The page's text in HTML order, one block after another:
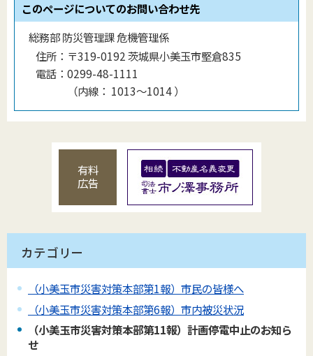
このページについてのお問い合わせ先
総務部 防災管理課 危機管理係
住所： 〒319-0192 茨城県小美玉市堅倉835
電話： 0299-48-1111
（内線 ： 1013〜1014）
有料
広告
カテゴリー
（小美玉市災害対策本部第1報）市民の皆様へ
（小美玉市災害対策本部第6報）市内被災状況
（小美玉市災害対策本部第11報）計画停電中止のお知ら
せ